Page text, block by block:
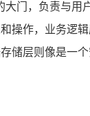
门，负责与用
操作，业务逻
储层则像是一